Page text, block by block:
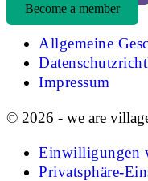
Become a member
Allgemeine
Impressum
© 2026 - we are
Einwilligungen
Privatsphäre-